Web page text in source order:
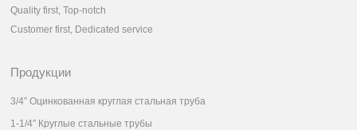
Quality first, Top-notch
Customer first, Dedicated service
Продукции
3/4” Оцинкованная круглая стальная труба
1-1/4″ Круглые стальные трубы